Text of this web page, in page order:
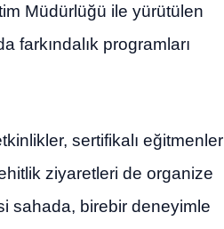
Müdürlüğü ile yürütülen
farkındalık programları
sertifikalı eğitmenler
ziyaretleri de organize
sahada, birebir deneyimle